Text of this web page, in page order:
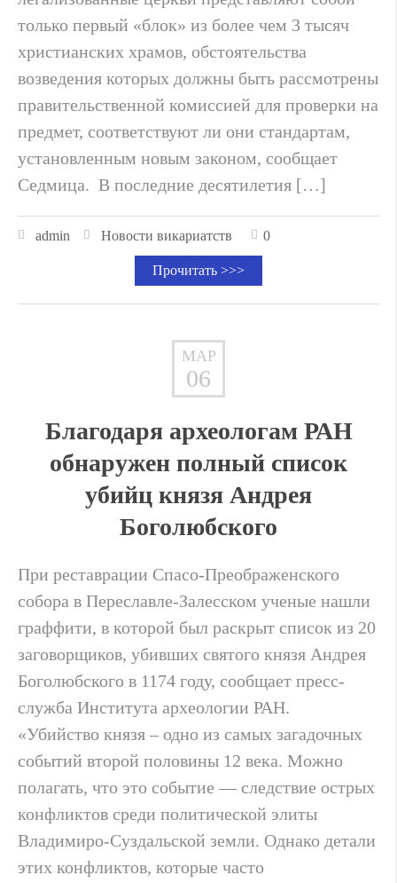
только первый «блок» из более чем 3 тысяч
христианских храмов, обстоятельства
возведения которых должны быть рассмотрены
правительственной комиссией для проверки на
предмет, соответствуют ли они стандартам,
установленным новым законом, сообщает
Седмица. В последние десятилетия […]
admin Новости викариатств 0
Прочитать >>>
МАР
06
Благодаря археологам РАН
обнаружен полный список
убийц князя Андрея
Боголюбского
При реставрации Спасо-Преображенского
собора в Переславле-Залесском ученые нашли
граффити, в которой был раскрыт список из 20
заговорщиков, убивших святого князя Андрея
Боголюбского в 1174 году, сообщает пресс-
служба Института археологии РАН.
«Убийство князя – одно из самых загадочных
событий второй половины 12 века. Можно
полагать, что это событие — следствие острых
конфликтов среди политической элиты
Владимиро-Суздальской земли. Однако детали
этих конфликтов, которые часто